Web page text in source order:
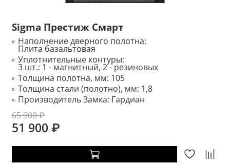
Sigma Престиж Смарт
Наполнение дверного полотна:
Плита базальтовая
Уплотнительные контуры:
3 шт.: 1 - магнитный, 2 - резиновых
Толщина полотна, мм: 105
Толщина стали (полотно), мм: 1,8
Производитель Замка: Гардиан
65 900 ₽
51 900 ₽